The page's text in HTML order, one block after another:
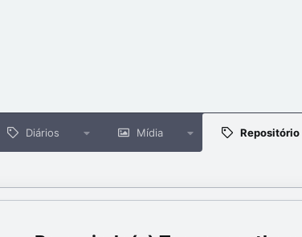
Diários Mídia Repositório